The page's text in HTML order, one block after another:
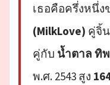
เธอคือครึ่งหนึ่ง
(MilkLove) คู่จิ้
คู่กับ น้ำตาล ทิ
พ.ศ. 2543 สูง